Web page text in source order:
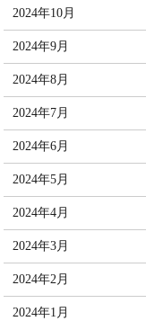
2024年10月
2024年9月
2024年8月
2024年7月
2024年6月
2024年5月
2024年4月
2024年3月
2024年2月
2024年1月